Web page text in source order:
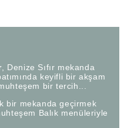
, Denize Sıfır mekanda
keyifli bir akşam
bir tercih...
bir mekanda geçirmek
Balık menüleriyle